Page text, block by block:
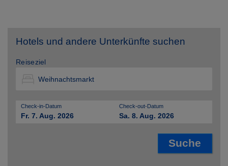
Hotels und andere Unterkünfte suchen
Reiseziel
Check-in-Datum
Fr. 7. Aug. 2026
Check-out-Datum
Sa. 8. Aug. 2026